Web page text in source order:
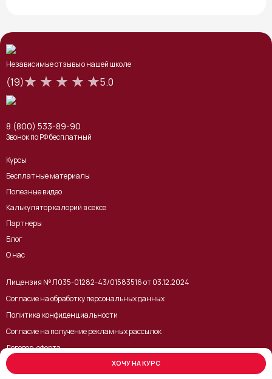
ХОЧУ НА КУРС
Независимые отзывы о нашей школе
(19) 5.0
8 (800) 533-89-90
Звонок по РФ бесплатный
Курсы
Бесплатные материалы
Полезные видео
Калькулятор калорий в сексе
Партнеры
Блог
О нас
Лицензия № Л035-01282-43/01583516 от 03.12.2024
Согласие на обработку персональных данных
Политика конфиденциальности
Согласие на получение рекламных рассылок
Договор-оферта
Сайт предназначен для лиц старше 18 лет. Вся представленная на сайте информация носит исключительно